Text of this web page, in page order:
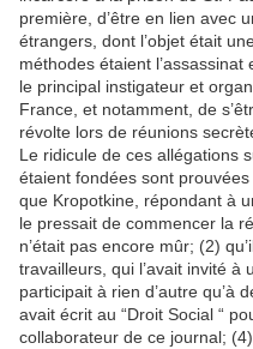
première, d’être en lien avec
étrangers, dont l’objet était
méthodes étaient
le principal instigateur et
France, et notamment, de
révolte lors de réunions
Le ridicule de ces allégations
étaient fondées sont
que Kropotkine, répondant à
le pressait de commencer la
n’était pas encore mûr; (2)
travailleurs, qui l’avait invité à
participait à rien d’autre qu’à
avait écrit au “Droit Social “
collaborateur de ce journal;